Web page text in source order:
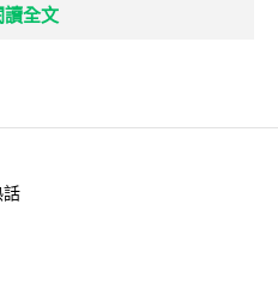
讀全文